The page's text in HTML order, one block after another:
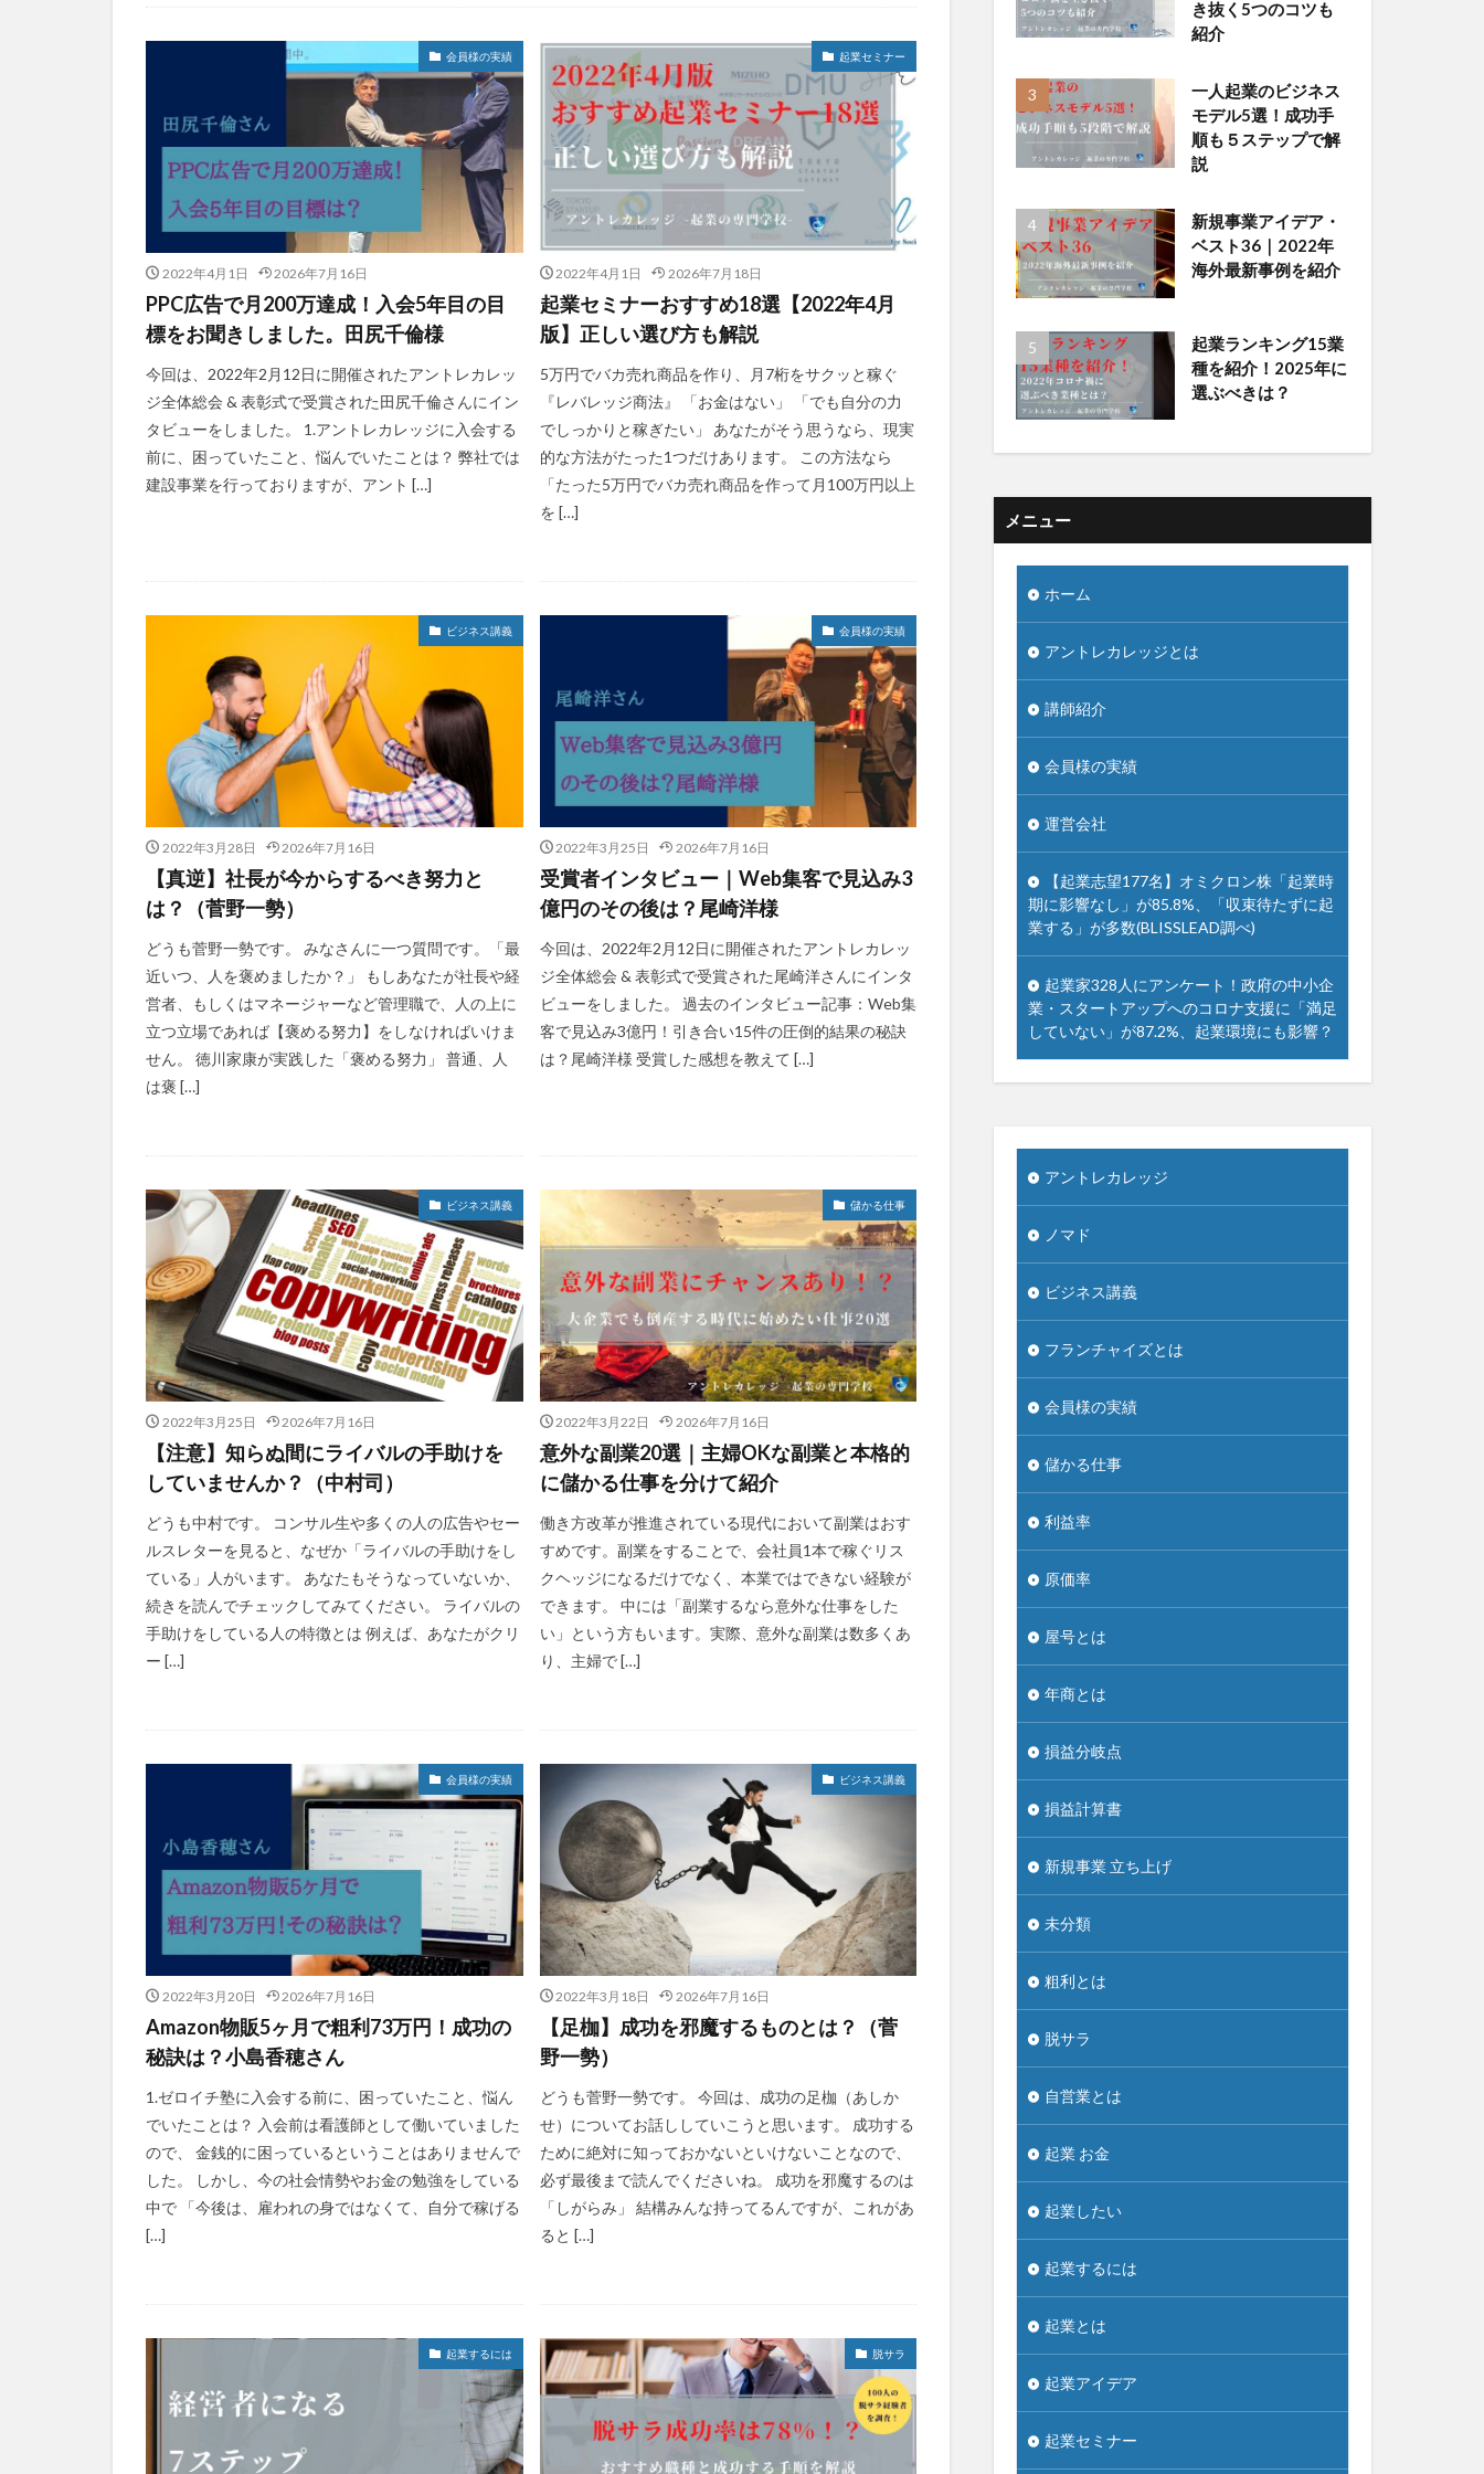
未分類
会員様の実績
2022年4月1日 2026年7月16日
PPC広告で月200万達成！入会5年目の目
標をお聞きしました。田尻千倫様
今回は、2022年2月12日に開催されたアントレカレッ
ジ全体総会 & 表彰式で受賞された田尻千倫さんにイン
タビューをしました。 1.アントレカレッジに入会する
前に、困っていたこと、悩んでいたことは？ 弊社では
建設事業を行っておりますが、アント […]
起業セミナー
2022年4月1日 2026年7月18日
起業セミナーおすすめ18選【2022年4月
版】正しい選び方も解説
5万円でバカ売れ商品を作り、月7桁をサクッと稼ぐ
『レバレッジ商法』 「お金はない」 「でも自分の力
でしっかりと稼ぎたい」 あなたがそう思うなら、現実
的な方法がたった1つだけあります。 この方法なら
「たった5万円でバカ売れ商品を作って月100万円以上
を […]
ビジネス講義
2022年3月28日 2026年7月16日
【真逆】社長が今からするべき努力と
は？（菅野一勢）
どうも菅野一勢です。 みなさんに一つ質問です。「最
近いつ、人を褒めましたか？」 もしあなたが社長や経
営者、もしくはマネージャーなど管理職で、人の上に
立つ立場であれば【褒める努力】をしなければいけま
せん。 徳川家康が実践した「褒める努力」 普通、人
は褒 […]
会員様の実績
2022年3月25日 2026年7月16日
受賞者インタビュー｜Web集客で見込み3
億円のその後は？尾崎洋様
今回は、2022年2月12日に開催されたアントレカレッ
ジ全体総会 & 表彰式で受賞された尾崎洋さんにインタ
ビューをしました。 過去のインタビュー記事：Web集
客で見込み3億円！引き合い15件の圧倒的結果の秘訣
は？尾崎洋様 受賞した感想を教えて […]
ビジネス講義
2022年3月25日 2026年7月16日
【注意】知らぬ間にライバルの手助けを
していませんか？（中村司）
どうも中村です。 コンサル生や多くの人の広告やセー
ルスレターを見ると、なぜか「ライバルの手助けをし
ている」人がいます。 あなたもそうなっていないか、
続きを読んでチェックしてみてください。 ライバルの
手助けをしている人の特徴とは 例えば、あなたがクリ
ー […]
儲かる仕事
2022年3月22日 2026年7月16日
意外な副業20選｜主婦OKな副業と本格的
に儲かる仕事を分けて紹介
働き方改革が推進されている現代において副業はおす
すめです。副業をすることで、会社員1本で稼ぐリス
クヘッジになるだけでなく、本業ではできない経験が
できます。 中には「副業するなら意外な仕事をした
い」という方もいます。実際、意外な副業は数多くあ
り、主婦で […]
会員様の実績
2022年3月20日 2026年7月16日
Amazon物販5ヶ月で粗利73万円！成功の
秘訣は？小島香穂さん
1.ゼロイチ塾に入会する前に、困っていたこと、悩ん
でいたことは？ 入会前は看護師として働いていました
ので、 金銭的に困っているということはありませんで
した。 しかし、今の社会情勢やお金の勉強をしている
中で 「今後は、雇われの身ではなくて、自分で稼げる
[…]
ビジネス講義
2022年3月18日 2026年7月16日
【足枷】成功を邪魔するものとは？（菅
野一勢）
どうも菅野一勢です。 今回は、成功の足枷（あしか
せ）についてお話ししていこうと思います。 成功する
ために絶対に知っておかないといけないことなので、
必ず最後まで読んでくださいね。 成功を邪魔するのは
「しがらみ」 結構みんな持ってるんですが、これがあ
ると […]
起業するには 脱サラ
き抜く5つのコツも
紹介
一人起業のビジネス
モデル5選！成功手
順も５ステップで解
説
新規事業アイデア・
ベスト36｜2022年
海外最新事例を紹介
起業ランキング15業
種を紹介！2025年に
選ぶべきは？
メニュー
ホーム
アントレカレッジとは
講師紹介
会員様の実績
運営会社
【起業志望177名】オミクロン株「起業時
期に影響なし」が85.8%、「収束待たずに起
業する」が多数(BLISSLEAD調べ)
起業家328人にアンケート！政府の中小企
業・スタートアップへのコロナ支援に「満足
していない」が87.2%、起業環境にも影響？
アントレカレッジ
ノマド
ビジネス講義
フランチャイズとは
会員様の実績
儲かる仕事
利益率
原価率
屋号とは
年商とは
損益分岐点
損益計算書
新規事業 立ち上げ
未分類
粗利とは
脱サラ
自営業とは
起業 お金
起業したい
起業するには
起業とは
起業アイデア
起業セミナー